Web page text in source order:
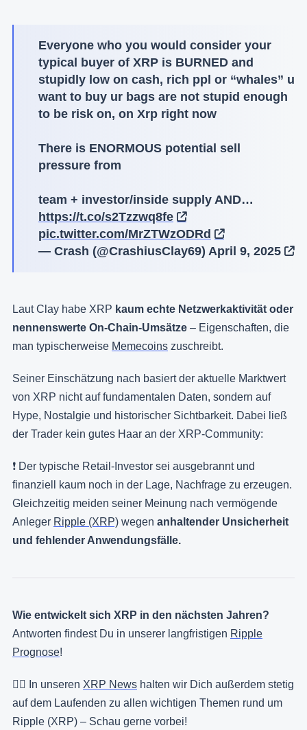
Everyone who you would consider your
typical buyer of XRP is BURNED and
stupidly low on cash, rich ppl or “whales” u
want to buy ur bags are not stupid enough
to be risk on, on Xrp right now
There is ENORMOUS potential sell
pressure from
team + investor/inside supply AND…
https://t.co/s2Tzzwq8fe
pic.twitter.com/MrZTWzODRd
— Crash (@CrashiusClay69) April 9, 2025
Laut Clay habe XRP kaum echte Netzwerkaktivität oder
nennenswerte On-Chain-Umsätze – Eigenschaften, die
man typischerweise Memecoins zuschreibt.
Seiner Einschätzung nach basiert der aktuelle Marktwert
von XRP nicht auf fundamentalen Daten, sondern auf
Hype, Nostalgie und historischer Sichtbarkeit. Dabei ließ
der Trader kein gutes Haar an der XRP-Community:
❗️ Der typische Retail-Investor sei ausgebrannt und
finanziell kaum noch in der Lage, Nachfrage zu erzeugen.
Gleichzeitig meiden seiner Meinung nach vermögende
Anleger Ripple (XRP) wegen anhaltender Unsicherheit
und fehlender Anwendungsfälle.
Wie entwickelt sich XRP in den nächsten Jahren?
Antworten findest Du in unserer langfristigen Ripple
Prognose!
👉🏻 In unseren XRP News halten wir Dich außerdem stetig
auf dem Laufenden zu allen wichtigen Themen rund um
Ripple (XRP) – Schau gerne vorbei!